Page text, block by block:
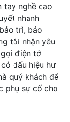
tay nghề cao
nhanh
trì, bảo
tôi nhận yêu
điện tới
dấu hiệu hư
quý khách để
phụ sự cố cho